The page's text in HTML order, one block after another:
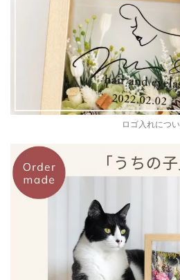
ロゴ入れにつ